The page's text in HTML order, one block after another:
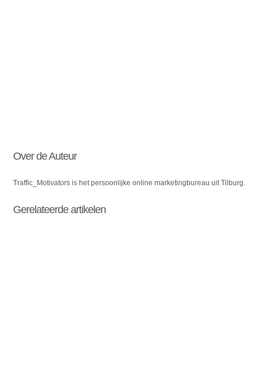
Over de Auteur
Traffic_Motivators is het persoonlijke online marketingbureau uit Tilburg.
Gerelateerde artikelen